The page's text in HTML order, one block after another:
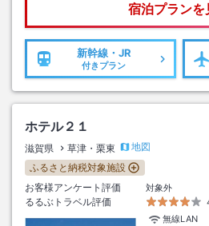
宿泊プランを
新幹線・JR
付きプラン
ホテル２１
滋賀県 草津・栗東
地図
ふるさと納税対象施設
お客様アンケート評価
対象外
るるぶトラベル評価
無線LAN